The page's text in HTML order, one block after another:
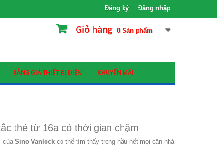
Đăng nhập
Đăng ký
Giỏ hàng 0 Sản phẩm
BẢNG GIÁ THIẾT BỊ ĐIỆN KHUYẾN MÃI
thẻ từ 16a có thời gian chậm
củaSino Vanlock có thể tìm thấy trong hầu hết mọi căn nhà